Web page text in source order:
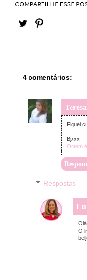
4 comentários:
Fiquei
Bjxxx
Ontem
Respostas
O